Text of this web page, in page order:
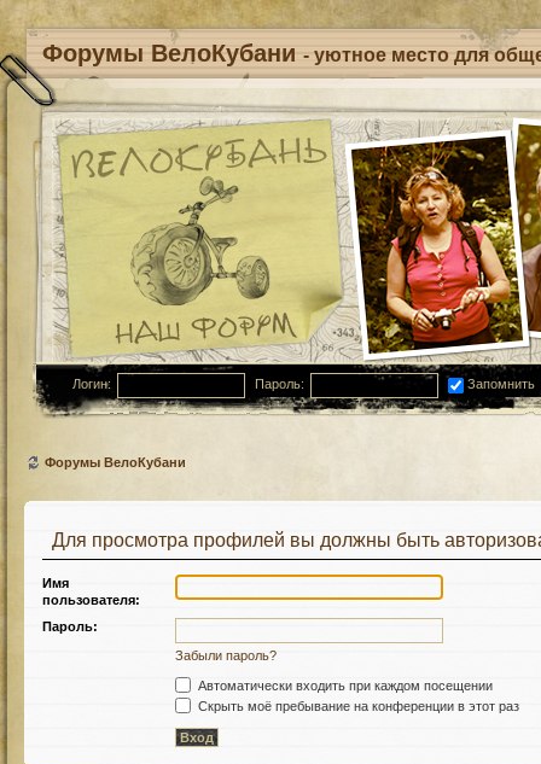
Форумы ВелоКубани - уютное место для
Логин: Пароль: Запомнить
Форумы ВелоКубани
Для просмотра профилей вы должны быть
Имя
пользователя:
Пароль:
Забыли пароль?
Автоматически входить при каждом посещении
Скрыть моё пребывание на конференции в этот раз